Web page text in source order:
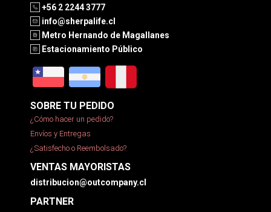
+56 2 2244 3777
info@sherpalife.cl
Metro Hernando de Magallanes
Estacionamiento Público
SOBRE TU PEDIDO
¿Cómo hacer un pedido?
Envíos y Entregas
¿Satisfecho o Reembolsado?
VENTAS MAYORISTAS
distribucion@outcompany.cl
PARTNER